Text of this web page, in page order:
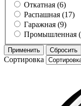
Откатная (6)
Распашная (17)
Гаражная (9)
Промышленная
Сортировка